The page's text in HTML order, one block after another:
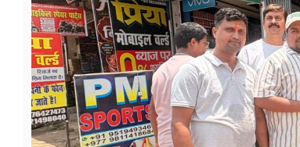
जॉब्स
शिक्षा
अन्य खबरें